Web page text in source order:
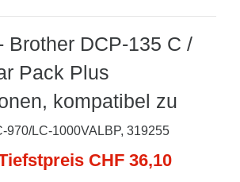
Brother DCP-135 C /
Pack Plus
kompatibel zu
970/LC-1000VALBP, 319255
CHF 36,10